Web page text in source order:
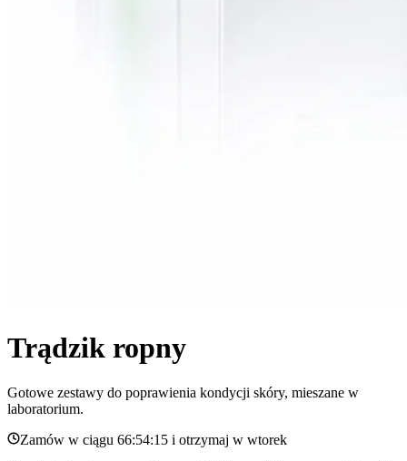
Trądzik ropny
Gotowe zestawy do poprawienia kondycji skóry, mieszane w
laboratorium.
Zamów w ciągu 66:54:15 i otrzymaj w wtorek